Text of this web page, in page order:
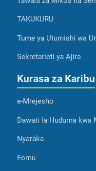
TAKUKURU
Tume ya Utumishi wa
Sekretarieti ya Ajira
Kurasa za Karibu
e-Mrejesho
Dawati la Huduma kwa
Nyaraka
Fomu